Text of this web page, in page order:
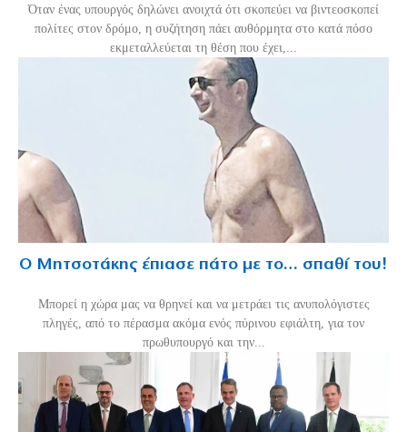
Όταν ένας υπουργός δηλώνει ανοιχτά ότι σκοπεύει να βιντεοσκοπεί
πολίτες στον δρόμο, η συζήτηση πάει αυθόρμητα στο κατά πόσο
εκμεταλλεύεται τη θέση που έχει,...
Ο Μητσοτάκης έπιασε πάτο με το… σπαθί του!
Mπορεί η χώρα μας να θρηνεί και να μετράει τις ανυπολόγιστες
πληγές, από το πέρασμα ακόμα ενός πύρινου εφιάλτη, για τον
πρωθυπουργό και την...